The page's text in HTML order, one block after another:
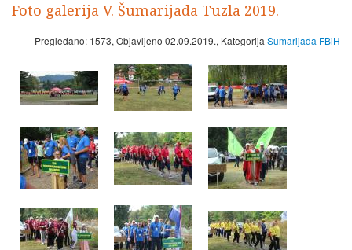
Foto galerija V. Šumarijada Tuzla 2019.
Pregledano: 1573, Objavljeno 02.09.2019., Kategorija Sumarijada FBiH